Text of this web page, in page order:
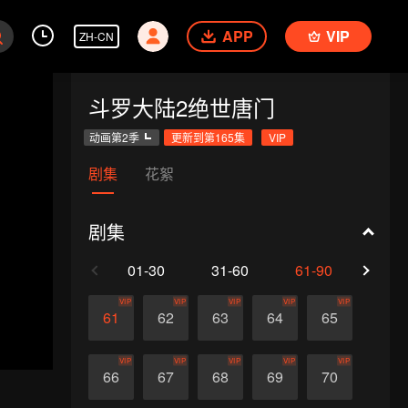
ZH-CN APP VIP
斗罗大陆2绝世唐门
动画第2季 更新到第165集 VIP
剧集 花絮
剧集
01-30 31-60 61-90
61
VIP
62
VIP
63
VIP
64
VIP
65
VIP
66
VIP
67
VIP
68
VIP
69
VIP
70
VIP